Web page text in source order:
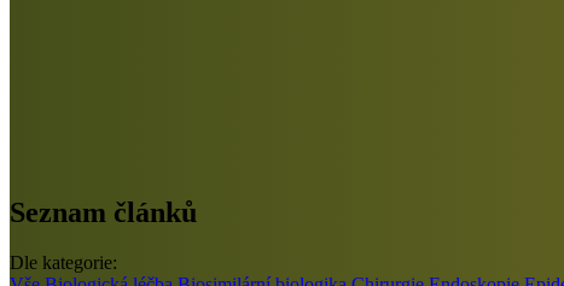
Seznam článků
Dle kategorie: